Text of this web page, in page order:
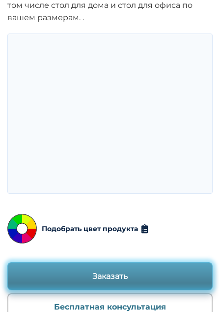
том числе стол для дома и стол для офиса по
вашем размерам. .
Подобрать цвет продукта
Заказать
Бесплатная консультация